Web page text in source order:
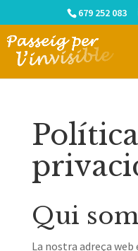
679 252 083
Qui
La nostra adreça web